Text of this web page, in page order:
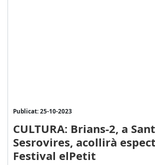
Publicat: 25-10-2023
CULTURA: Brians-2, a
Sesrovires, acollirà
Festival elPetit